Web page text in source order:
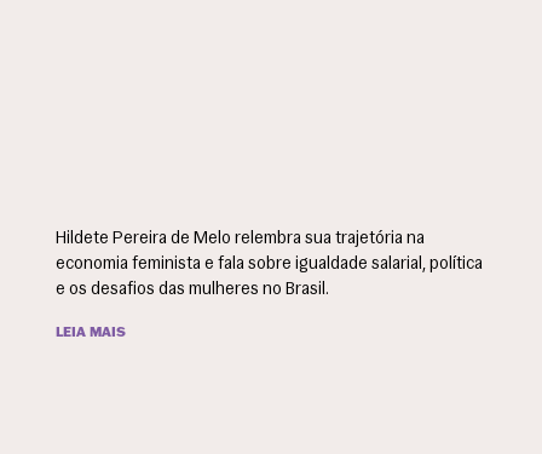
Hildete Pereira de Melo relembra sua trajetória na
economia feminista e fala sobre igualdade salarial, política
e os desafios das mulheres no Brasil.
LEIA MAIS